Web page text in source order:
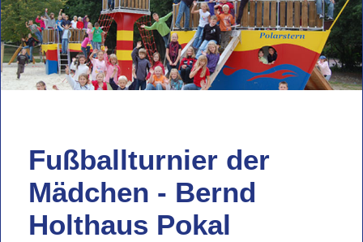
Fußballturnier der
Mädchen - Bernd
Holthaus Pokal